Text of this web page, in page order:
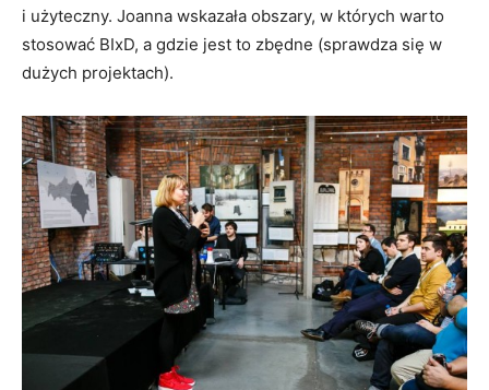
i użyteczny. Joanna wskazała obszary, w których warto
stosować BIxD, a gdzie jest to zbędne (sprawdza się w
dużych projektach).